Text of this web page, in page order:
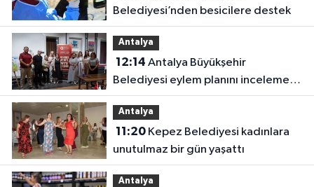
Belediyesi’nden besicilere destek
Antalya
12:14
Belediyesi eylem planını inceleme
altına aldı
Antalya
11:20Kepez Belediyesi kadınlara
unutulmaz bir gün yaşattı
Antalya